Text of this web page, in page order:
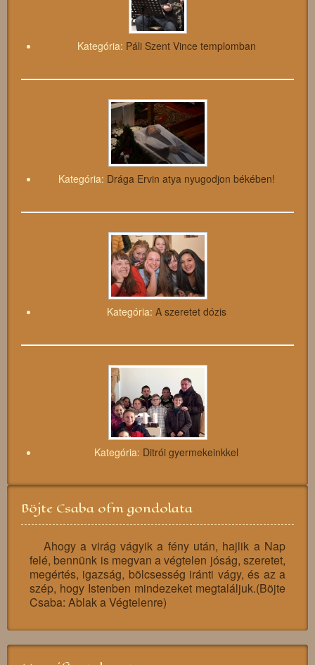
Kategória: Páli Szent Vince templomban
Kategória: Drága Ervin atya nyugodjon békében!
Kategória: A szeretet dózis
Kategória: Ditrói gyermekeinkkel
Böjte Csaba ofm gondolata
Ahogy a virág vágyik a fény után, hajlik a Nap
felé, bennünk is megvan a végtelen jóság, szeretet,
megértés, igazság, bölcsesség iránti vágy, és az a
szép, hogy Istenben mindezeket megtaláljuk.(Böjte
Csaba: Ablak a Végtelenre)